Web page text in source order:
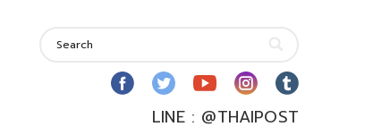
LINE : @THAIPOST